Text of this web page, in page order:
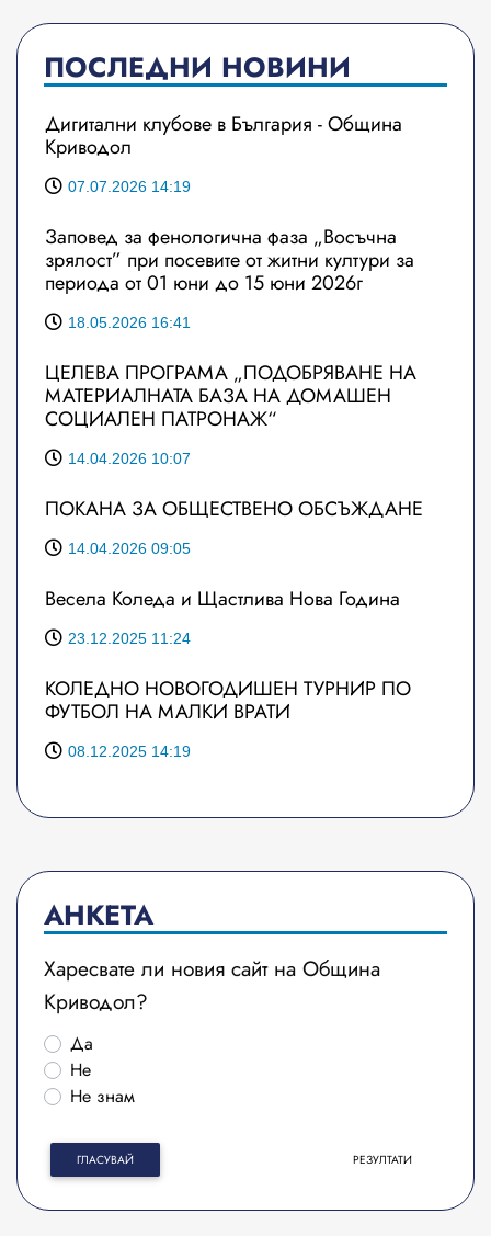
ПОСЛЕДНИ НОВИНИ
Дигитални клубове в България - Община
Криводол
07.07.2026 14:19
Заповед за фенологична фаза „Восъчна
зрялост” при посевите от житни култури за
периода от 01 юни до 15 юни 2026г
18.05.2026 16:41
ЦЕЛЕВА ПРОГРАМА „ПОДОБРЯВАНЕ НА
МАТЕРИАЛНАТА БАЗА НА ДОМАШЕН
СОЦИАЛЕН ПАТРОНАЖ“
14.04.2026 10:07
ПОКАНА ЗА ОБЩЕСТВЕНО ОБСЪЖДАНЕ
14.04.2026 09:05
Весела Коледа и Щастлива Нова Година
23.12.2025 11:24
КОЛЕДНО НОВОГОДИШЕН ТУРНИР ПО
ФУТБОЛ НА МАЛКИ ВРАТИ
08.12.2025 14:19
АНКЕТА
Харесвате ли новия сайт на Община
Криводол?
Да
Не
Не знам
ГЛАСУВАЙ РЕЗУЛТАТИ